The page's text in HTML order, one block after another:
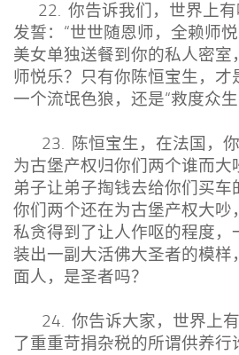
22. 你告诉我们，世界上有
发誓：“世世随恩师，全赖师
美女单独送餐到你的私人密室
师悦乐？只有你陈恒宝生，才
一个流氓色狼，还是“救度众生
23. 陈恒宝生，在法国，你
为古堡产权归你们两个谁而大
弟子让弟子掏钱去给你们买车
你们两个还在为古堡产权大吵
私贪得到了让人作呕的程度，
装出一副大活佛大圣者的模样
面人，是圣者吗？
24. 你告诉大家，世界上有
了重重苛捐杂税的所谓供养行